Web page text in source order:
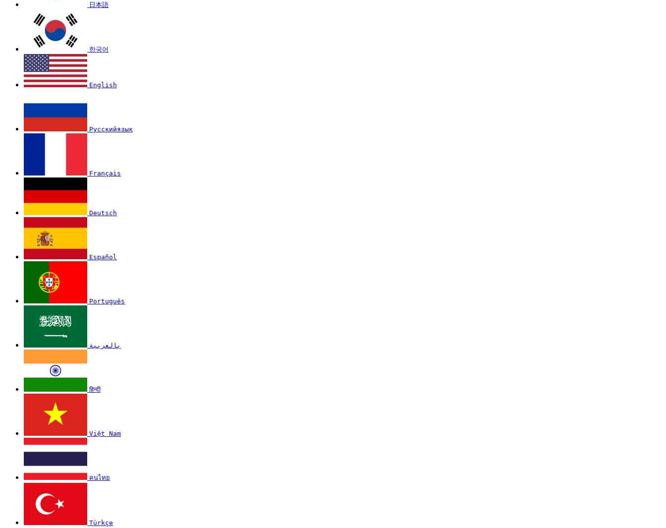
日本語
한국어
English
Русскийязык
Français
Deutsch
Español
Português
بالعربية
हिन्दी
Việt Nam
คนไทย
Türkçe